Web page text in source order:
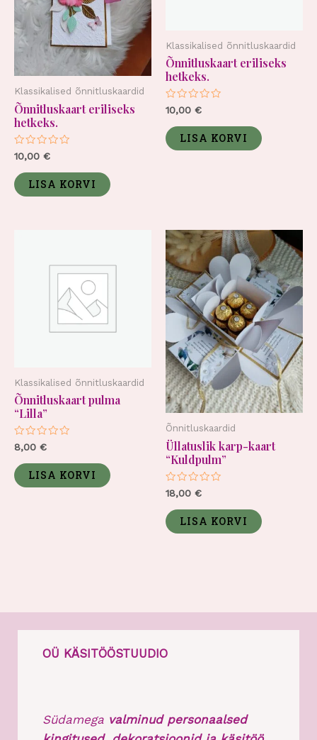
Klassikalised õnnitluskaardid
Õnnitluskaart eriliseks
hetkeks.
Hinnanguga
0
5
10,00 €
LISA KORVI
Klassikalised õnnitluskaardid
Õnnitluskaart eriliseks
hetkeks.
Hinnanguga
5
10,00 €
LISA KORVI
Klassikalised õnnitluskaardid
Õnnitluskaart pulma
“Lilla”
Hinnanguga
5
8,00 €
LISA KORVI
Õnnitluskaardid
Üllatuslik karp-kaart
“Kuldpulm”
Hinnanguga
0
5
18,00 €
LISA KORVI
OÜ KÄSITÖÖSTUUDIO
Südamega valminud personaalsed